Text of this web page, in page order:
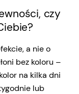
czy
a nie o
bez koloru –
na kilka dni
lub